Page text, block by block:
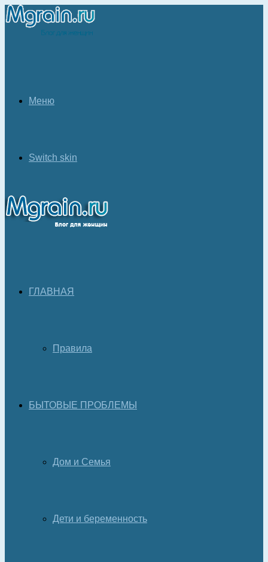
Меню
Switch skin
ГЛАВНАЯ
Правила
БЫТОВЫЕ ПРОБЛЕМЫ
Дом и Семья
Дети и беременность